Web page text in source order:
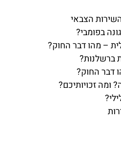
הצבאי
בפומבי?
– מהו דבר החוק?
ברשלנות?
דבר החוק?
ומה זכויותיכם?